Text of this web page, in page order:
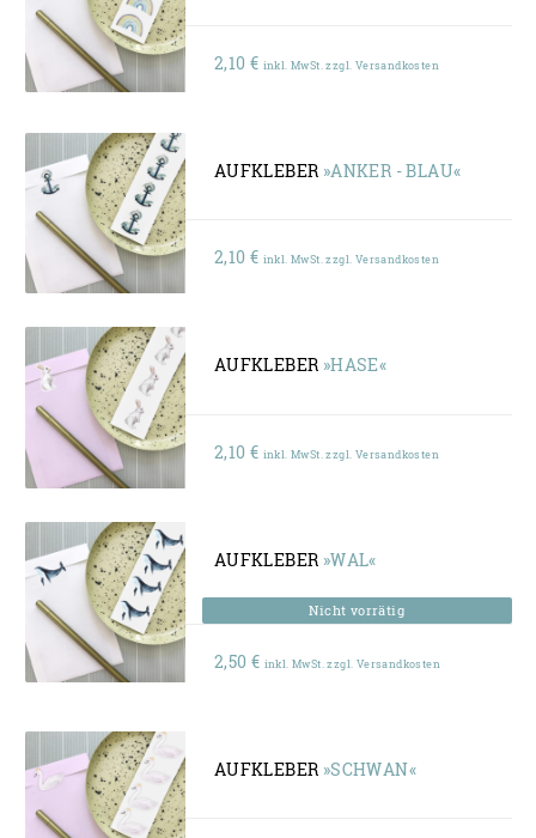
2,10 € inkl. MwSt. zzgl. Versandkosten
AUFKLEBER »ANKER - BLAU«
2,10 € inkl. MwSt. zzgl. Versandkosten
AUFKLEBER »HASE«
2,10 € inkl. MwSt. zzgl. Versandkosten
AUFKLEBER »WAL«
2,50 € inkl. MwSt. zzgl. Versandkosten
AUFKLEBER »SCHWAN«